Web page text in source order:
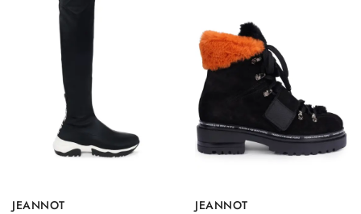
JEANNOT JEANNOT